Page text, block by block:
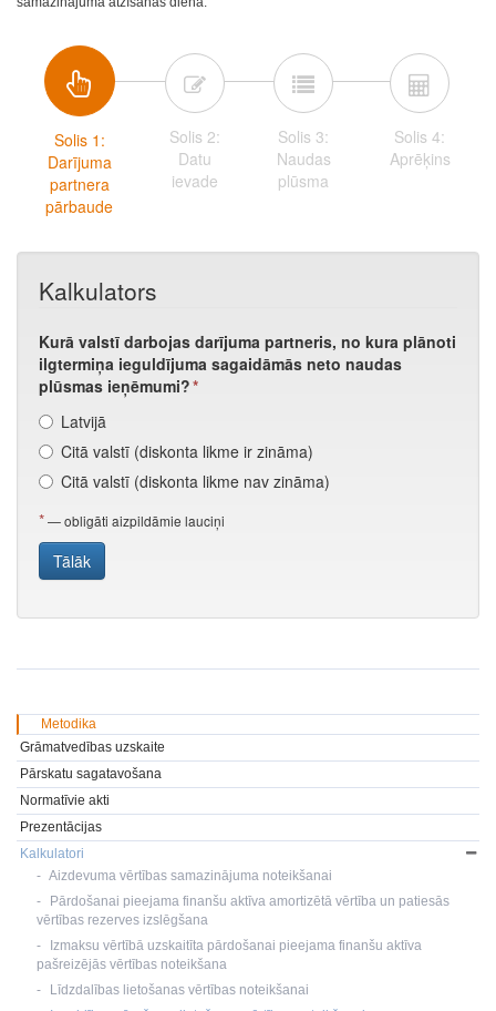
Metodika
Grāmatvedības uzskaite
Pārskatu sagatavošana
Normatīvie akti
Prezentācijas
Kalkulatori
Aizdevuma vērtības samazinājuma noteikšanai
Pārdošanai pieejama finanšu aktīva amortizētā vērtība un patiesās
vērtības rezerves izslēgšana
Izmaksu vērtībā uzskaitīta pārdošanai pieejama finanšu aktīva
pašreizējās vērtības noteikšana
Līdzdalības lietošanas vērtības noteikšanai